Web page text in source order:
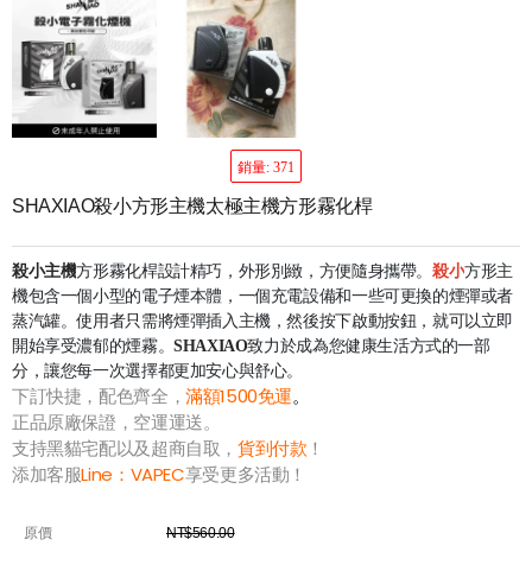
銷量: 371
SHAXIAO殺小方形主機太極主機方形霧化桿
殺小主機方形霧化桿設計精巧，外形別緻，方便隨身攜帶。殺小方形主
機包含一個小型的電子煙本體，一個充電設備和一些可更換的煙彈或者
蒸汽罐。使用者只需將煙彈插入主機，然後按下啟動按鈕，就可以立即
開始享受濃郁的煙霧。SHAXIAO致力於成為您健康生活方式的一部
分，讓您每一次選擇都更加安心與舒心。
下訂快捷，配色齊全，滿額1500免運。
正品原廠保證，空運運送。
支持黑貓宅配以及超商自取，貨到付款 ！
添加客服Line： VAPEC享受更多活動！
原價 NT$560.00